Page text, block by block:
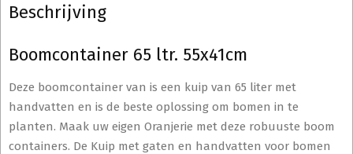
Beschrijving
Boomcontainer 65 ltr. 55x41cm
Deze boomcontainer van is een kuip van 65 liter met
handvatten en is de beste oplossing om bomen in te
planten. Maak uw eigen Oranjerie met deze robuuste boom
containers. De Kuip met gaten en handvatten voor bomen